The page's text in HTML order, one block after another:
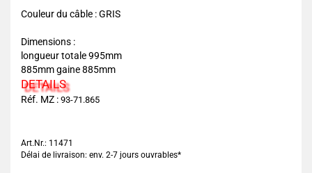
Couleur du câble : GRIS
Dimensions :
longueur totale 995mm
885mm gaine 885mm
DETAILS
Réf. MZ : 93-71.865
Art.Nr.: 11471
Délai de livraison: env. 2-7 jours ouvrables*